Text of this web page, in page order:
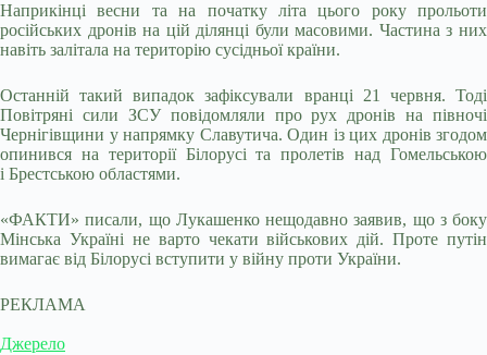
Наприкінці весни та на початку літа цього року прольоти
російських дронів на цій ділянці були масовими. Частина з них
навіть залітала на територію сусідньої країни.
Останній такий випадок зафіксували вранці 21 червня. Тоді
Повітряні сили ЗСУ повідомляли про рух дронів на півночі
Чернігівщини у напрямку Славутича. Один із цих дронів згодом
опинився на території Білорусі та пролетів над Гомельською
і Брестською областями.
«ФАКТИ» писали, що Лукашенко нещодавно заявив, що з боку
Мінська Україні не варто чекати військових дій. Проте путін
вимагає від Білорусі вступити у війну проти України.
РЕКЛАМА
Джерело